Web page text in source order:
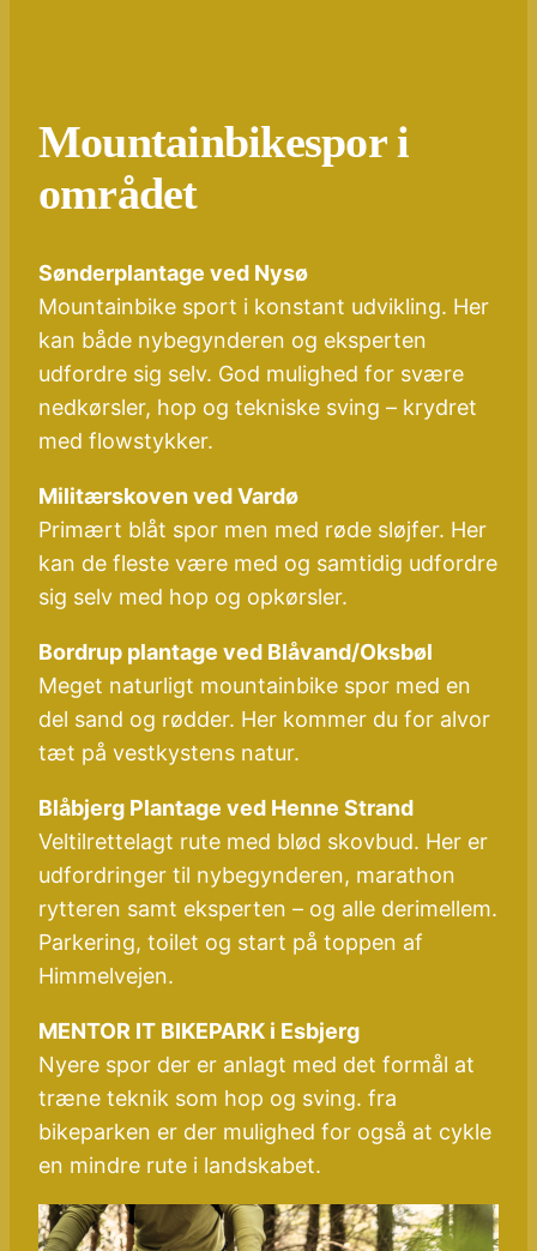
Mountainbikespor i
området
Sønderplantage ved Nysø
Mountainbike sport i konstant udvikling. Her
kan både nybegynderen og eksperten
udfordre sig selv. God mulighed for svære
nedkørsler, hop og tekniske sving – krydret
med flowstykker.
Militærskoven ved Vardø
Primært blåt spor men med røde sløjfer. Her
kan de fleste være med og samtidig udfordre
sig selv med hop og opkørsler.
Bordrup plantage ved Blåvand/Oksbøl
Meget naturligt mountainbike spor med en
del sand og rødder. Her kommer du for alvor
tæt på vestkystens natur.
Blåbjerg Plantage ved Henne Strand
Veltilrettelagt rute med blød skovbud. Her er
udfordringer til nybegynderen, marathon
rytteren samt eksperten – og alle derimellem.
Parkering, toilet og start på toppen af
Himmelvejen.
MENTOR IT BIKEPARK i Esbjerg
Nyere spor der er anlagt med det formål at
træne teknik som hop og sving. fra
bikeparken er der mulighed for også at cykle
en mindre rute i landskabet.